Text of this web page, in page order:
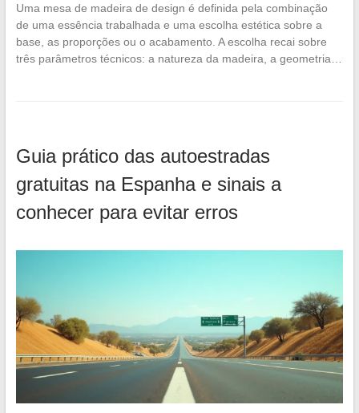
Uma mesa de madeira de design é definida pela combinação
de uma essência trabalhada e uma escolha estética sobre a
base, as proporções ou o acabamento. A escolha recai sobre
três parâmetros técnicos: a natureza da madeira, a geometria…
Guia prático das autoestradas
gratuitas na Espanha e sinais a
conhecer para evitar erros